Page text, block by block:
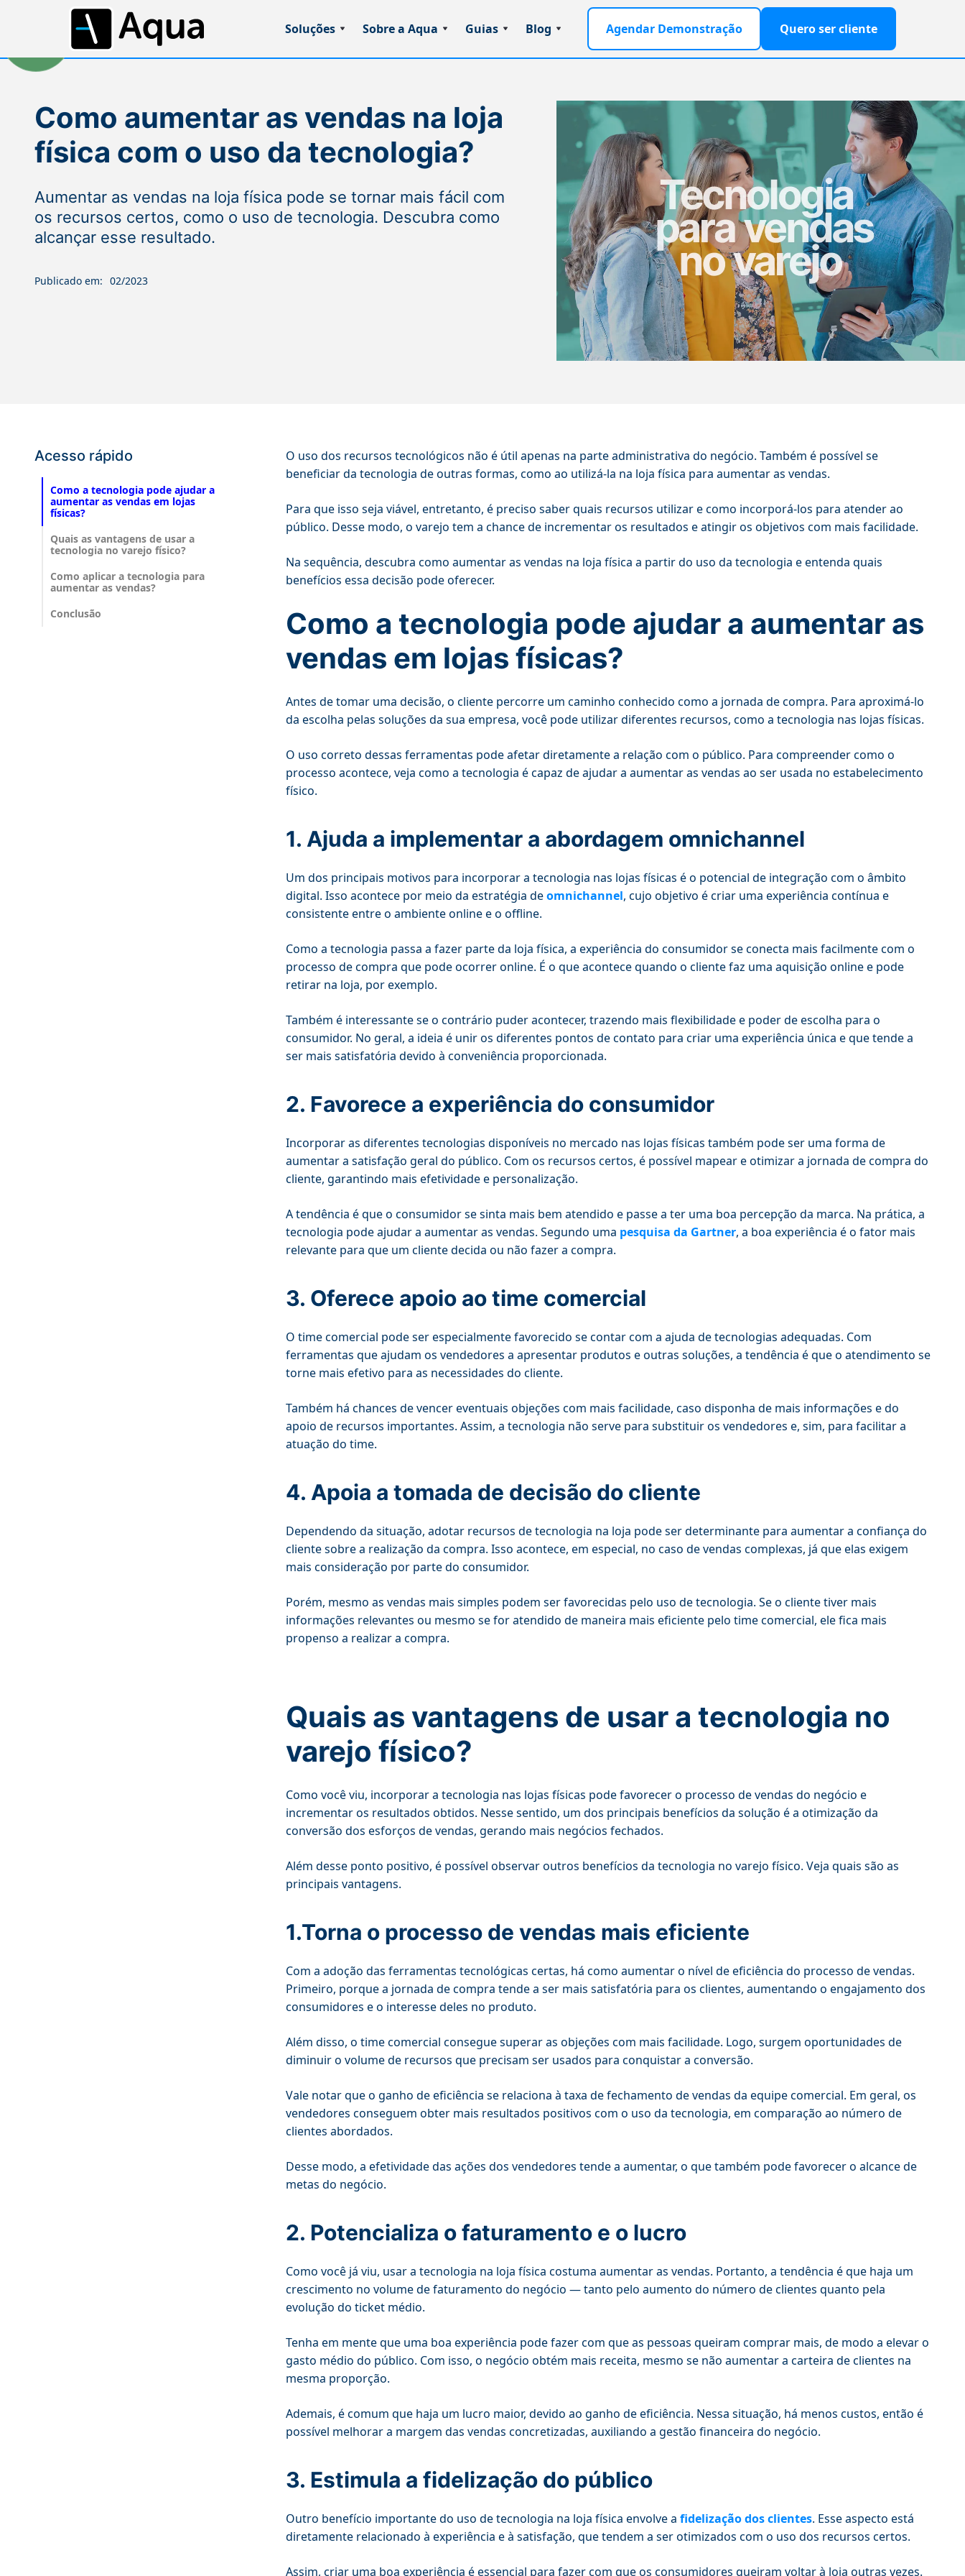
Soluções Sobre a Aqua Guias Blog Agendar Demonstração Quero ser cliente
Como aumentar as vendas na loja
física com o uso da tecnologia?
Aumentar as vendas na loja física pode se tornar mais fácil com
os recursos certos, como o uso de tecnologia. Descubra como
alcançar esse resultado.
Publicado em: 02/2023
Acesso rápido
Como a tecnologia pode ajudar a
aumentar as vendas em lojas
físicas?
Quais as vantagens de usar a
tecnologia no varejo físico?
Como aplicar a tecnologia para
aumentar as vendas?
Conclusão
O uso dos recursos tecnológicos não é útil apenas na parte administrativa do negócio. Também é possível se
beneficiar da tecnologia de outras formas, como ao utilizá-la na loja física para aumentar as vendas.
Para que isso seja viável, entretanto, é preciso saber quais recursos utilizar e como incorporá-los para atender ao
público. Desse modo, o varejo tem a chance de incrementar os resultados e atingir os objetivos com mais facilidade.
Na sequência, descubra como aumentar as vendas na loja física a partir do uso da tecnologia e entenda quais
benefícios essa decisão pode oferecer.
Como a tecnologia pode ajudar a aumentar as
vendas em lojas físicas?
Antes de tomar uma decisão, o cliente percorre um caminho conhecido como a jornada de compra. Para aproximá-lo
da escolha pelas soluções da sua empresa, você pode utilizar diferentes recursos, como a tecnologia nas lojas físicas.
O uso correto dessas ferramentas pode afetar diretamente a relação com o público. Para compreender como o
processo acontece, veja como a tecnologia é capaz de ajudar a aumentar as vendas ao ser usada no estabelecimento
físico.
1. Ajuda a implementar a abordagem omnichannel
Um dos principais motivos para incorporar a tecnologia nas lojas físicas é o potencial de integração com o âmbito
digital. Isso acontece por meio da estratégia deomnichannel, cujo objetivo é criar uma experiência contínua e
consistente entre o ambiente online e o offline.
Como a tecnologia passa a fazer parte da loja física, a experiência do consumidor se conecta mais facilmente com o
processo de compra que pode ocorrer online. É o que acontece quando o cliente faz uma aquisição online e pode
retirar na loja, por exemplo.
Também é interessante se o contrário puder acontecer, trazendo mais flexibilidade e poder de escolha para o
consumidor. No geral, a ideia é unir os diferentes pontos de contato para criar uma experiência única e que tende a
ser mais satisfatória devido à conveniência proporcionada.
2. Favorece a experiência do consumidor
Incorporar as diferentes tecnologias disponíveis no mercado nas lojas físicas também pode ser uma forma de
aumentar a satisfação geral do público. Com os recursos certos, é possível mapear e otimizar a jornada de compra do
cliente, garantindo mais efetividade e personalização.
A tendência é que o consumidor se sinta mais bem atendido e passe a ter uma boa percepção da marca. Na prática, a
tecnologia pode ajudar a aumentar as vendas. Segundo uma pesquisa da Gartner, a boa experiência é o fator mais
relevante para que um cliente decida ou não fazer a compra.
3. Oferece apoio ao time comercial
O time comercial pode ser especialmente favorecido se contar com a ajuda de tecnologias adequadas. Com
ferramentas que ajudam os vendedores a apresentar produtos e outras soluções, a tendência é que o atendimento se
torne mais efetivo para as necessidades do cliente.
Também há chances de vencer eventuais objeções com mais facilidade, caso disponha de mais informações e do
apoio de recursos importantes. Assim, a tecnologia não serve para substituir os vendedores e, sim, para facilitar a
atuação do time.
4. Apoia a tomada de decisão do cliente
Dependendo da situação, adotar recursos de tecnologia na loja pode ser determinante para aumentar a confiança do
cliente sobre a realização da compra. Isso acontece, em especial, no caso de vendas complexas, já que elas exigem
mais consideração por parte do consumidor.
Porém, mesmo as vendas mais simples podem ser favorecidas pelo uso de tecnologia. Se o cliente tiver mais
informações relevantes ou mesmo se for atendido de maneira mais eficiente pelo time comercial, ele fica mais
propenso a realizar a compra.
Quais as vantagens de usar a tecnologia no
varejo físico?
Como você viu, incorporar a tecnologia nas lojas físicas pode favorecer o processo de vendas do negócio e
incrementar os resultados obtidos. Nesse sentido, um dos principais benefícios da solução é a otimização da
conversão dos esforços de vendas, gerando mais negócios fechados.
Além desse ponto positivo, é possível observar outros benefícios da tecnologia no varejo físico. Veja quais são as
principais vantagens.
1.Torna o processo de vendas mais eficiente
Com a adoção das ferramentas tecnológicas certas, há como aumentar o nível de eficiência do processo de vendas.
Primeiro, porque a jornada de compra tende a ser mais satisfatória para os clientes, aumentando o engajamento dos
consumidores e o interesse deles no produto.
Além disso, o time comercial consegue superar as objeções com mais facilidade. Logo, surgem oportunidades de
diminuir o volume de recursos que precisam ser usados para conquistar a conversão.
Vale notar que o ganho de eficiência se relaciona à taxa de fechamento de vendas da equipe comercial. Em geral, os
vendedores conseguem obter mais resultados positivos com o uso da tecnologia, em comparação ao número de
clientes abordados.
Desse modo, a efetividade das ações dos vendedores tende a aumentar, o que também pode favorecer o alcance de
metas do negócio.
2. Potencializa o faturamento e o lucro
Como você já viu, usar a tecnologia na loja física costuma aumentar as vendas. Portanto, a tendência é que haja um
crescimento no volume de faturamento do negócio — tanto pelo aumento do número de clientes quanto pela
evolução do ticket médio.
Tenha em mente que uma boa experiência pode fazer com que as pessoas queiram comprar mais, de modo a elevar o
gasto médio do público. Com isso, o negócio obtém mais receita, mesmo se não aumentar a carteira de clientes na
mesma proporção.
Ademais, é comum que haja um lucro maior, devido ao ganho de eficiência. Nessa situação, há menos custos, então é
possível melhorar a margem das vendas concretizadas, auxiliando a gestão financeira do negócio.
3. Estimula a fidelização do público
Outro benefício importante do uso de tecnologia na loja física envolve a fidelização dos clientes. Esse aspecto está
diretamente relacionado à experiência e à satisfação, que tendem a ser otimizados com o uso dos recursos certos.
Assim, criar uma boa experiência é essencial para fazer com que os consumidores queiram voltar à loja outras vezes.